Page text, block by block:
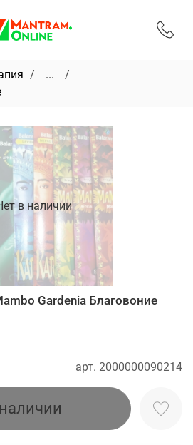
...
в наличии
арт. 2000000090214
Gardenia Благовоние